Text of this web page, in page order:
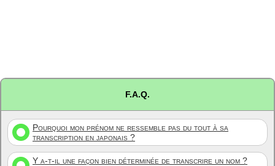
F.A.Q.
Pourquoi mon prénom ne ressemble pas du tout à sa
transcription en japonais ?
Y a-t-il une façon bien déterminée de transcrire un nom ?